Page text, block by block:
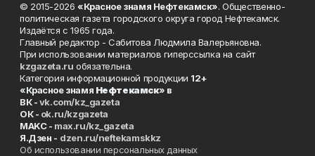
© 2015-2026 «Красное знамя Нефтекамск». Общественно-
политическая газета городского округа город Нефтекамск.
Издаётся с 1965 года.
Главный редактор - Сабитова Людмила Валерьяновна.
При использовании материалов гиперссылка на сайт
kzgazeta.ru обязательна.
Категория информационной продукции 12+
«Красное знамя Нефтекамск» в
ВК -vk.com/kz_gazeta
ОК - ok.ru/kzgazeta
MAKC - max.ru/kz_gazeta
Я.Дзен - dzen.ru/neftekamskkz
Об использовании персональных данных